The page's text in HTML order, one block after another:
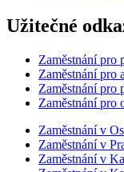
Užitečné
Zaměstnání pro
Zaměstnání pro
Zaměstnání pro
Zaměstnání pro
Zaměstnání v
Zaměstnání v
Zaměstnání v